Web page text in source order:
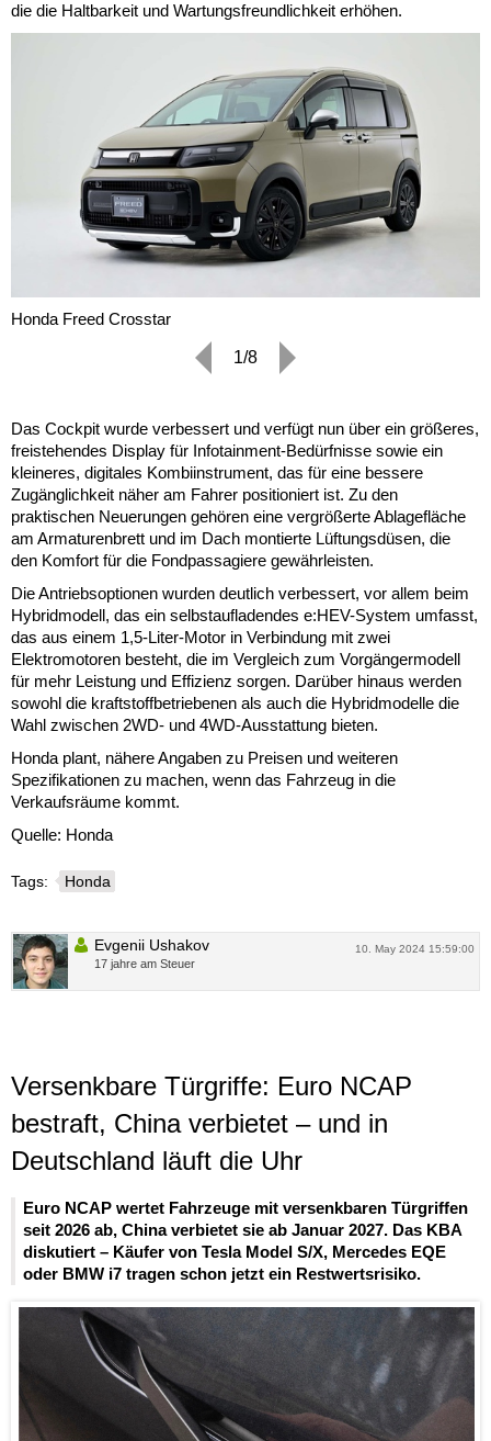
die die Haltbarkeit und Wartungsfreundlichkeit erhöhen.
Honda Freed Crosstar
1/8
Das Cockpit wurde verbessert und verfügt nun über ein größeres,
freistehendes Display für Infotainment-Bedürfnisse sowie ein
kleineres, digitales Kombiinstrument, das für eine bessere
Zugänglichkeit näher am Fahrer positioniert ist. Zu den
praktischen Neuerungen gehören eine vergrößerte Ablagefläche
am Armaturenbrett und im Dach montierte Lüftungsdüsen, die
den Komfort für die Fondpassagiere gewährleisten.
Die Antriebsoptionen wurden deutlich verbessert, vor allem beim
Hybridmodell, das ein selbstaufladendes e:HEV-System umfasst,
das aus einem 1,5-Liter-Motor in Verbindung mit zwei
Elektromotoren besteht, die im Vergleich zum Vorgängermodell
für mehr Leistung und Effizienz sorgen. Darüber hinaus werden
sowohl die kraftstoffbetriebenen als auch die Hybridmodelle die
Wahl zwischen 2WD- und 4WD-Ausstattung bieten.
Honda plant, nähere Angaben zu Preisen und weiteren
Spezifikationen zu machen, wenn das Fahrzeug in die
Verkaufsräume kommt.
Quelle: Honda
Tags: Honda
10. May 2024 15:59:00
Evgenii Ushakov
17 jahre am Steuer
Versenkbare Türgriffe: Euro NCAP
bestraft, China verbietet – und in
Deutschland läuft die Uhr
Euro NCAP wertet Fahrzeuge mit versenkbaren Türgriffen
seit 2026 ab, China verbietet sie ab Januar 2027. Das KBA
diskutiert – Käufer von Tesla Model S/X, Mercedes EQE
oder BMW i7 tragen schon jetzt ein Restwertsrisiko.